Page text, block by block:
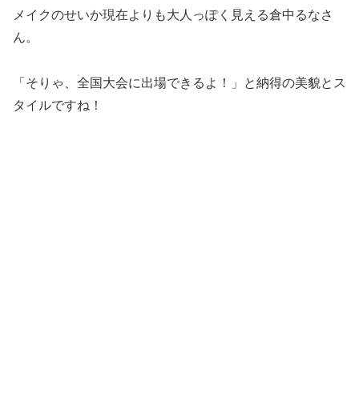
メイクのせいか現在よりも大人っぽく見える倉中るなさ
ん。
「そりゃ、全国大会に出場できるよ！」と納得の美貌とス
タイルですね！